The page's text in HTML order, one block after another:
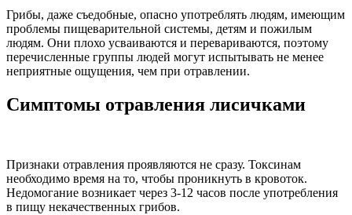
Грибы, даже съедобные, опасно употреблять людям, имеющим
проблемы пищеварительной системы, детям и пожилым
людям. Они плохо усваиваются и перевариваются, поэтому
перечисленные группы людей могут испытывать не менее
неприятные ощущения, чем при отравлении.
Симптомы отравления лисичками
Признаки отравления проявляются не сразу. Токсинам
необходимо время на то, чтобы проникнуть в кровоток.
Недомогание возникает через 3-12 часов после употребления
в пищу некачественных грибов.